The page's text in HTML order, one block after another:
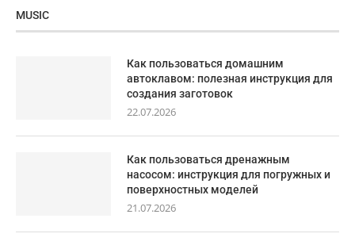
MUSIC
Как пользоваться домашним
автоклавом: полезная инструкция для
создания заготовок
22.07.2026
Как пользоваться дренажным
насосом: инструкция для погружных и
поверхностных моделей
21.07.2026